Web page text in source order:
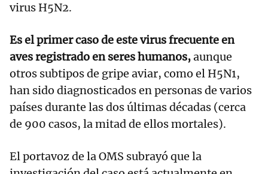
virus H5N2.
Es el primer caso de este virus frecuente en
aves registrado en seres humanos,aunque
otros subtipos de gripe aviar, como el H5N1,
han sido diagnosticados en personas de varios
países durante las dos últimas décadas (cerca
de 900 casos, la mitad de ellos mortales).
El portavoz de la OMS subrayó que la